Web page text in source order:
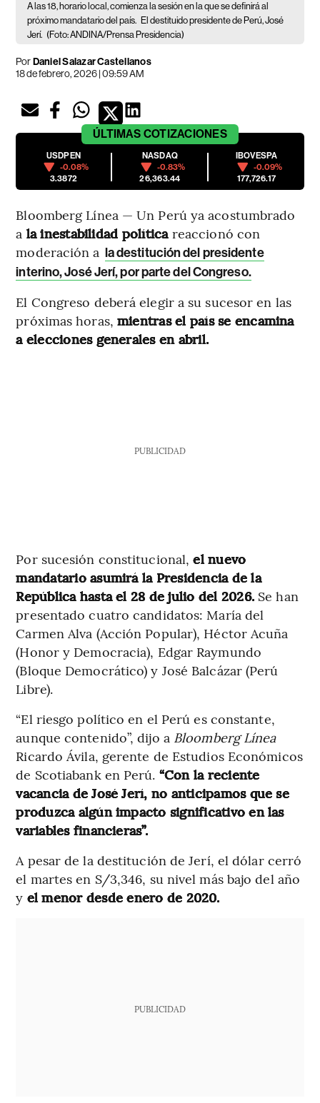
A las 18, horario local, comienza la sesión en la que se definirá al
próximo mandatario del país. El destituido presidente de Perú, José
Jerí. (Foto: ANDINA/Prensa Presidencia)
PorDaniel Salazar Castellanos
18 de febrero, 2026 | 09:59 AM
ÚLTIMAS COTIZACIONES
USDPEN
-0.08%
3.3872
NASDAQ
-0.83%
26,363.44
IBOVESPA
-0.09%
177,726.17
Bloomberg Línea — Un Perú ya acostumbrado
a la inestabilidad política reaccionó con
moderación a la destitución del presidente
interino, José Jerí, por parte del Congreso.
El Congreso deberá elegir a su sucesor en las
próximas horas, mientras el país se encamina
a elecciones generales en abril.
PUBLICIDAD
Por sucesión constitucional, el nuevo
mandatario asumirá la Presidencia de la
República hasta el 28 de julio del 2026. Se han
presentado cuatro candidatos: María del
Carmen Alva (Acción Popular), Héctor Acuña
(Honor y Democracia), Edgar Raymundo
(Bloque Democrático) y José Balcázar (Perú
Libre).
“El riesgo político en el Perú es constante,
aunque contenido”, dijo a Bloomberg Línea
Ricardo Ávila, gerente de Estudios Económicos
de Scotiabank en Perú. “Con la reciente
vacancia de José Jerí, no anticipamos que se
produzca algún impacto significativo en las
variables financieras”.
A pesar de la destitución de Jerí, el dólar cerró
el martes en S/3,346, su nivel más bajo del año
y el menor desde enero de 2020.
PUBLICIDAD